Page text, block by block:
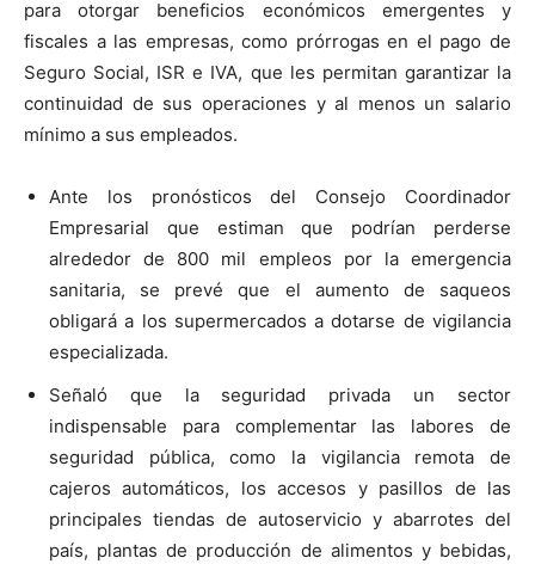
para otorgar beneficios económicos emergentes y
fiscales a las empresas, como prórrogas en el pago de
Seguro Social, ISR e IVA, que les permitan garantizar la
continuidad de sus operaciones y al menos un salario
mínimo a sus empleados.
Ante los pronósticos del Consejo Coordinador
Empresarial que estiman que podrían perderse
alrededor de 800 mil empleos por la emergencia
sanitaria, se prevé que el aumento de saqueos
obligará a los supermercados a dotarse de vigilancia
especializada.
Señaló que la seguridad privada un sector
indispensable para complementar las labores de
seguridad pública, como la vigilancia remota de
cajeros automáticos, los accesos y pasillos de las
principales tiendas de autoservicio y abarrotes del
país, plantas de producción de alimentos y bebidas,